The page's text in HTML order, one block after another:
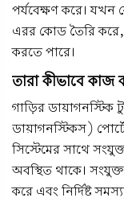
পর্যবেক্ষণ করে।
এরর কোড তৈরি করে,
করতে পারে।
তারা কীভাবে কাজ
গাড়ির
ডায়াগনস্টিকস)
সিস্টেমের সাথে
অবস্থিত থাকে।
করে এবং নির্দিষ্ট